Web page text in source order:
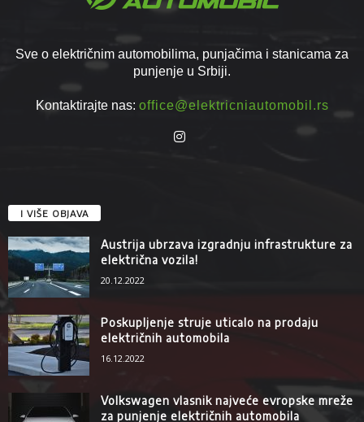
Sve o električnim automobilima, punjačima i stanicama za
punjenje u Srbiji.
Kontaktirajte nas: office@elektricniautomobil.rs
I VIŠE OBJAVA
Austrija ubrzava izgradnju infrastrukture za
električna vozila!
20.12.2022
Poskupljenje struje uticalo na prodaju
električnih automobila
16.12.2022
Volkswagen vlasnik najveće evropske mreže
za punjenje električnih automobila